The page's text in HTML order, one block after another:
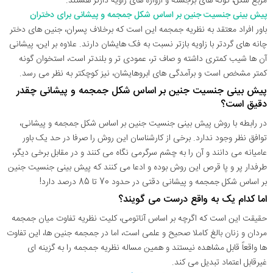
پیش بینی جنسیت جنین بر اساس شکل جمجمه و پیشانی برای دختران
باور افراد معتقد به نظریه جمجمه این است که برخلاف پسران، جنین های دختر
چانه ‌های گردتر با زاویه بازتر نسبت به فک ‌هایشان دارند. علاوه بر این، پیشانی
آن ها شیب کمتری داشته و صاف تر، عمودی تر و بلندتر است، استخوان گونه
کمتر مشخص است و برآمدگی های ابروهایشان، نیز کوچکتر به نظر می رسد.
پیش بینی جنسیت جنین بر اساس شکل جمجمه و پیشانی چقدر
دقیق است؟
در رابطه با روش پیش بینی جنسیت جنین بر اساس شکل جمجمه و پیشانی،
توافق نظر وجود ندارد. برخی از کارشناسان این روش را صرفا در حد یک باور
عامیانه می دانند و آن را به چشم سرگرمی نگاه می کنند و در مقابل برخی دیگر،
طرفدار پر و پا قرص این روش بوده و ادعا می کنند که پیش بینی جنسیت جنین
بر اساس شکل جمجمه و پیشانی دقتی در حدود 70 تا 85 درصد دارد!
اما کدام یک به واقع درست می گویند؟
حقیقت این است که اگرچه بر اساس آناتومی، کلیت نظریه تفاوت میان جمجمه
مردان و زنان بالغ کاملا صحیح و علمی است، اما در جمجمه جنین ها، این تفاوت
ها واقعاً قابل مشاهده نیستند و همین مساله نظریه جمجمه را به گزینه ای
غیرقابل اعتماد تبدیل می کند.